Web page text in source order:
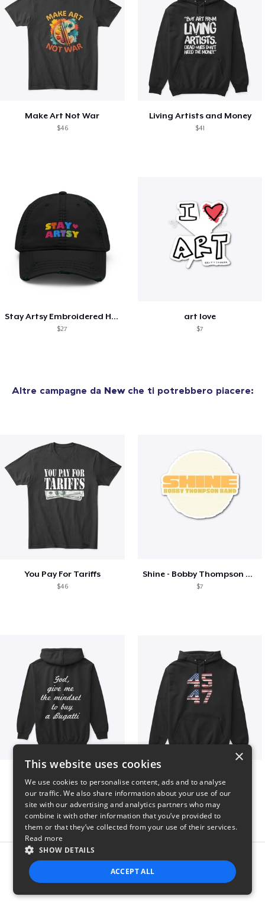
Make Art Not War
$46
Living Artists and Money
$41
Stay Artsy Embroidered Hat
$27
art love
$7
Altre campagne da Newche ti potrebbero piacere:
You Pay For Tariffs
$46
Shine - Bobby Thompson Band Merch
$7
$51 $40
Report this product
×
This website uses cookies
We use cookies to personalise content, ads and to analyse
our traffic. We also share information about your use of our
site with our advertising and analytics partners who may
combine it with other information that you’ve provided to
them or that they’ve collected from your use of their services.
Read more
SHOW DETAILS
ACCEPT ALL
STRICTLY NECESSARY PERFORMANCE